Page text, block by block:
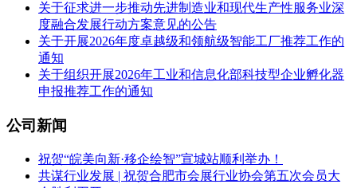
关于征求进一步推动先进制造业和现代生产性服务业深
度融合发展行动方案意见的公告
关于开展2026年度卓越级和领航级智能工厂推荐工作的
通知
关于组织开展2026年工业和信息化部科技型企业孵化器
申报推荐工作的通知
公司新闻
祝贺“皖美向新·移企绘智”宣城站顺利举办！
共谋行业发展 | 祝贺合肥市会展行业协会第五次会员大